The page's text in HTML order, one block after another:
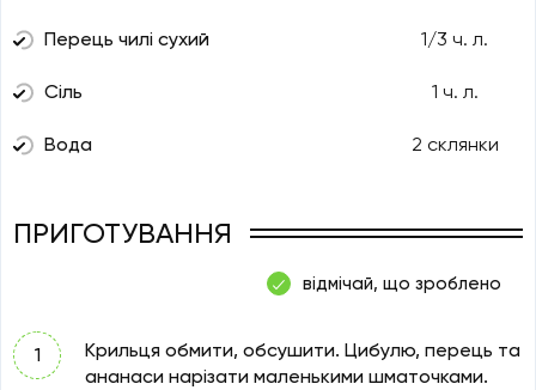
Перець чилі сухий 1/3 ч. л.
Сіль 1 ч. л.
Вода 2 склянки
ПРИГОТУВАННЯ
відмічай, що зроблено
Крильця обмити, обсушити. Цибулю, перець та
ананаси нарізати маленькими шматочками.